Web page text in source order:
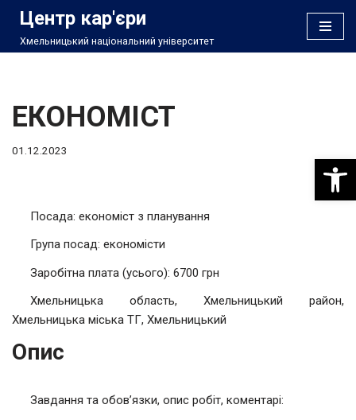
Перейти
Центр кар'єри
Хмельницький національний університет
ЕКОНОМІСТ
01.12.2023
Посада: економіст з планування
Група посад: економісти
Заробітна плата (усього): 6700 грн
Хмельницька область, Хмельницький район,
Хмельницька міська ТГ, Хмельницький
Опис
Завдання та обов’язки, опис робіт, коментарі: